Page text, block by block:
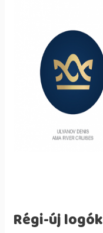
Régi-új logók